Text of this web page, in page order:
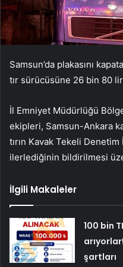
Samsun’da plakasını
tır sürücüsüne 26 bin 80
İl Emniyet Müdürlüğü
ekipleri, Samsun-Ankara
tırın Kavak Tekeli
ilerlediğinin bildirilmesi
İlgili Makaleler
100 bin
şartları